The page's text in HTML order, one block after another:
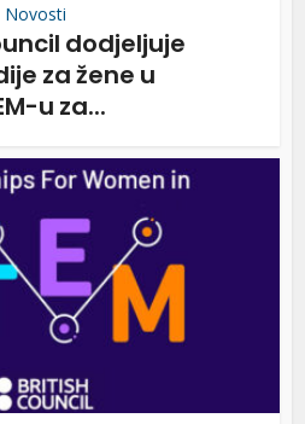
Novosti
dodjeljuje
za žene u
u za...